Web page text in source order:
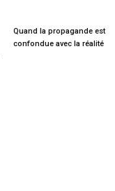
Quand la propagande est
confondue avec la réalité